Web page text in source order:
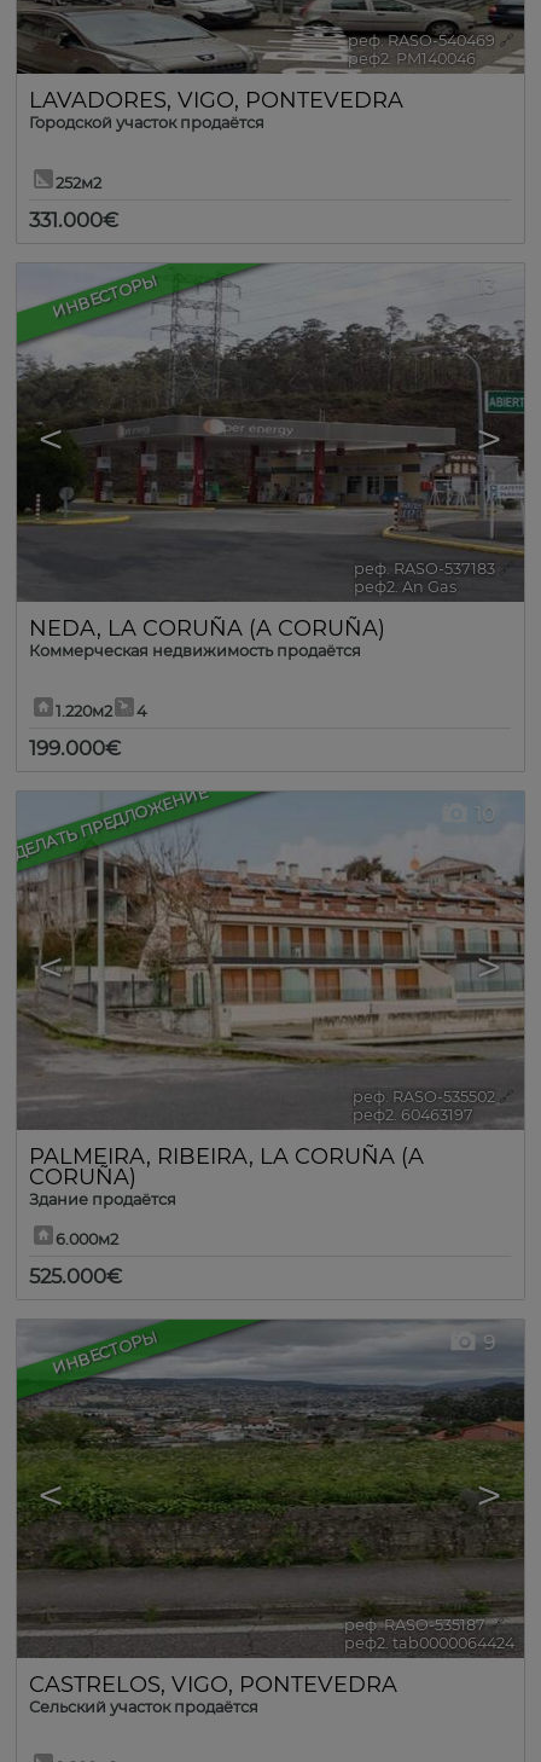
реф. RASO-540469 🔗
реф2. PM140046
LAVADORES, VIGO, PONTEVEDRA
Городской участок продаётся
252м2
331.000€
ИНВЕСТОРЫ
< >
13
реф. RASO-537183
реф2. An Gas
NEDA, LA CORUÑA (A CORUÑA)
Коммерческая недвижимость продаётся
1.220м2 4
199.000€
СДЕЛАТЬ ПРЕДЛОЖЕНИЕ
< >
10
реф. RASO-535502 🔗
реф2. 60463197
PALMEIRA, RIBEIRA, LA CORUÑA (A
CORUÑA)
Здание продаётся
6.000м2
525.000€
ИНВЕСТОРЫ
< >
9
реф. RASO-535187 🔗
реф2. tab0000064424
CASTRELOS, VIGO, PONTEVEDRA
Сельский участок продаётся